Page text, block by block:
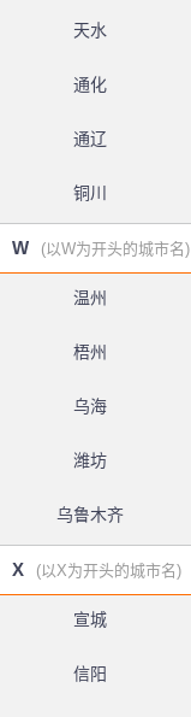
天水
通化
通辽
铜川
W (以W为开头的城市名)
温州
梧州
乌海
潍坊
乌鲁木齐
X (以X为开头的城市名)
宣城
信阳